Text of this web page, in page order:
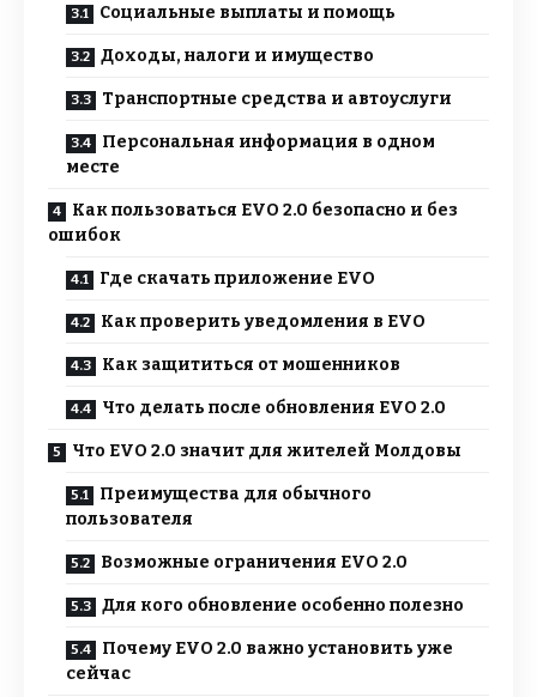
Социальные выплаты и помощь
Доходы, налоги и имущество
Транспортные средства и автоуслуги
Персональная информация в одном
месте
Как пользоваться EVO 2.0 безопасно и без
ошибок
Где скачать приложение EVO
Как проверить уведомления в EVO
Как защититься от мошенников
Что делать после обновления EVO 2.0
Что EVO 2.0 значит для жителей Молдовы
Преимущества для обычного
пользователя
Возможные ограничения EVO 2.0
Для кого обновление особенно полезно
Почему EVO 2.0 важно установить уже
сейчас